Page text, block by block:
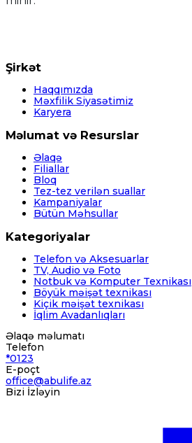
Şirkət
Haqqımızda
Məxfilik Siyasətimiz
Karyera
Məlumat və Resurslar
Əlaqə
Filiallar
Bloq
Tez-tez verilən suallar
Kampaniyalar
Bütün Məhsullar
Kategoriyalar
Telefon və Aksesuarlar
TV, Audio və Foto
Notbuk və Komputer Texnikası
Böyük məişət texnikası
Kiçik məişət texnikası
İqlim Avadanlıqları
Əlaqə məlumatı
Telefon
*0123
E-poçt
office@abulife.az
Bizi İzləyin